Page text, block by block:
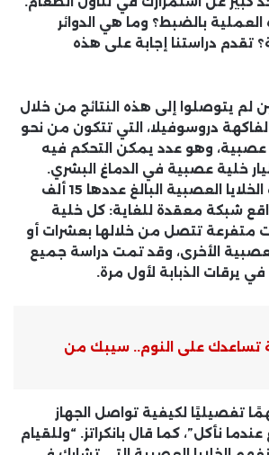
بالضبط؟ وما هي الدوائر
تقدم دراستنا إجابة على هذه
لم يتوصلوا إلى هذه النتائج من خلال
دروسوفيلا، التي تتكون من نحو
خلية عصبية، وهو عدد يمكن التحكم فيه
ومع ذلك، فإن هذه الخلايا العصبية البالغ عددها 15 ألف
شبكة معقدة للغاية: كل خلية
متفرعة تتصل من خلالها بعشرات أو
الأخرى، وقد تمت دراسة جميع
في يرقات الذبابة لأول مرة.
تساعدك على النوم.. سيبك من
تفصيليًا لكيفية تواصل الجهاز
نأكل”، كما قال بانكراتز. “وللقيام